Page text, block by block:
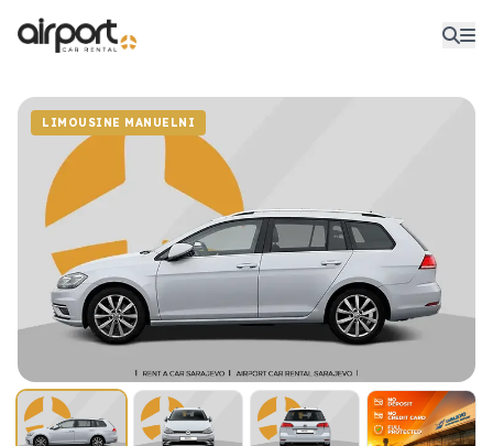
LIMOUSINE MANUELNI